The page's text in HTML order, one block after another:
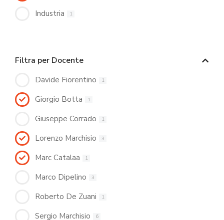
Industria 1
Filtra per Docente
Davide Fiorentino 1
Giorgio Botta 1
Giuseppe Corrado 1
Lorenzo Marchisio 3
Marc Catalaa 1
Marco Dipelino 3
Roberto De Zuani 1
Sergio Marchisio 6